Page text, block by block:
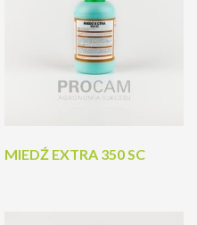
MIEDŹ EXTRA 350 SC